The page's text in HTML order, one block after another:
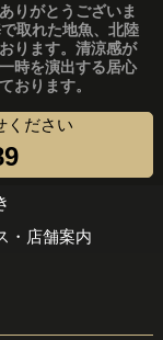
りがとうございま
取れた地魚、北陸
ります。清涼感が
時を演出する居心
おります。
ください
・店舗案内